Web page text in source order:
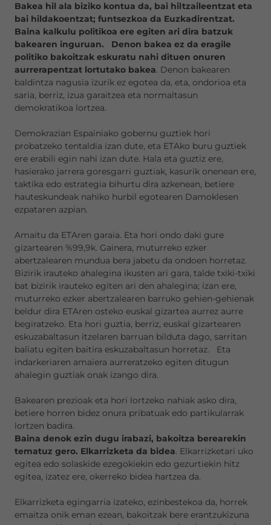
Bakea hil ala biziko kontua da, bai hiltzaileentzat eta
bai hildakoentzat; funtsezkoa da Euzkadirentzat.
Baina kalkulu politikoa ere egiten ari dira batzuk
bakearen inguruan.
Denon bakea ez da eragile
politiko bakoitzak eskuratu nahi dituen onuren
aurrerapentzat lortutako bakea. Denon bakearen
baldintza nagusia izurik ez egotea da, eta, ondorioa eta
saria, berriz, izua garaitzea eta normaltasun
demokratikoa lortzea.
Demokrazian Espainiako gobernu guztiek hori
probatzeko tentaldia izan dute, eta ETAko buru guztiek
ere erabili egin nahi izan dute. Hala eta guztiz ere,
hasierako jarrera goresgarri guztiak, kasurik onenean ere,
taktika edo estrategia bihurtu dira azkenean, betiere
hauteskundeak nahiko hurbil egotearen Damoklesen
ezpataren azpian.
Amaitu da ETAren garaia. Eta hori ondo daki gure
gizartearen %99,9k. Gainera, muturreko ezker
abertzalearen mundua bera jabetu da ondoen horretaz.
Bizirik irauteko ahalegina ikusten ari gara, talde txiki-txiki
bat bizirik irauteko egiten ari den ahalegina; izan ere,
muturreko ezker abertzalearen barruko gehien-gehienak
beldur dira ETAren osteko euskal gizartea aurrez aurre
begiratzeko. Eta hori guztia, berriz, euskal gizartearen
eskuzabaltasun itzelaren barruan bilduta dago, sarritan
baliatu egiten baitira eskuzabaltasun horretaz. Eta
indarkeriaren amaiera aurreratzeko egiten ditugun
ahalegin guztiak onak izango dira.
Bakearen prezioak eta hori lortzeko nahiak asko dira,
betiere horren bidez onura pribatuak edo partikularrak
lortzen badira.
Baina denok ezin dugu irabazi, bakoitza berearekin
tematuz gero. Elkarrizketa da bidea. Elkarrizketari uko
egitea edo solaskide ezegokiekin edo gezurtiekin hitz
egitea, izatez ere, okerreko bidea hartzea da.
Elkarrizketa egingarria izateko, ezinbestekoa da, horrek
emaitza onik eman ezean, bakoitzak bere erantzukizuna